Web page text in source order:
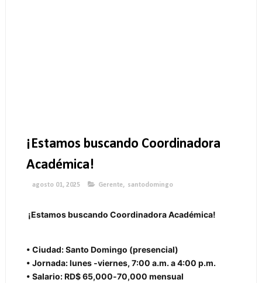
¡Estamos buscando Coordinadora
Académica!
agosto 01, 2025 Gerente, santodomingo
¡Estamos buscando Coordinadora Académica!
• Ciudad: Santo Domingo (presencial)
• Jornada: lunes ‑viernes, 7:00 a.m. a 4:00 p.m.
• Salario: RD$ 65,000‑70,000 mensual